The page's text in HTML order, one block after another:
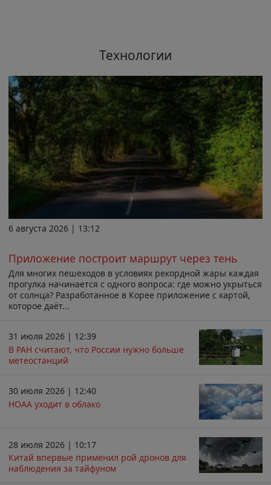
Технологии
6 августа 2026 | 13:12
Приложение построит маршрут через тень
Для многих пешеходов в условиях рекордной жары каждая
прогулка начинается с одного вопроса: где можно укрыться
от солнца? Разработанное в Корее приложение с картой,
которое даёт...
31 июля 2026 | 12:39
В РАН считают, что России нужно больше
метеостанций
30 июля 2026 | 12:40
НОАА уходит в облако
28 июля 2026 | 10:17
Китай впервые применил рой дронов для
наблюдения за тайфуном